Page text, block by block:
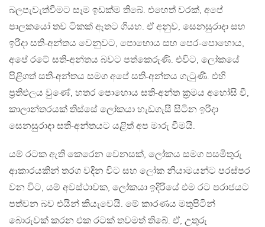
බලපැවැත්වීමට සෑම ඉඩක්ම තිබේ. එහෙත් වරක්, අපේ
පාලකයෝ තව ටිකක් ඈතට ගියහ. ඒ අනුව, සෙනසුරාදා සහ
ඉරිදා සති-අන්තය වෙනුවට, පොහොය සහ පෙර-පොහොය,
අපේ රටේ සති-අන්තය බවට පත්කෙරුණි. එවිට, ලෝකයේ
පිළිගත් සති-අන්තය සමග අපේ සති-අන්තය ගැටුණි. එහි
ප්‍රතිඵලය වුණේ, හතර පොහොය සති-අන්ත ක්‍රමය අහෝසි වී,
කාලාන්තරයක් තිස්සේ ලෝකයා හැඩගැසී සිටින ඉරිදා
සෙනසුරාදා සති-අන්තයට යළිත් අප මාරු වීමයි.
යම් රටක ඇති කෙරෙන වෙනසක්, ලෝකය සමග පසමිතුරු
ආකාරයකින් තරග වදින විට සහ ලෝක නියාමයන්ට පරස්පර
වන විට, යම් අවස්ථාවක, ලෝකයා ඉදිරියේ එම රට පරාජයට
පත්වන බව එයින් කියැවෙයි. මේ කාරණය මතුපිටින්
බොරුවක් කරන එක රටක් තවමත් තිබේ. ඒ, උතුරු